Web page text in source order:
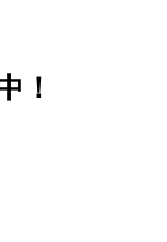
！